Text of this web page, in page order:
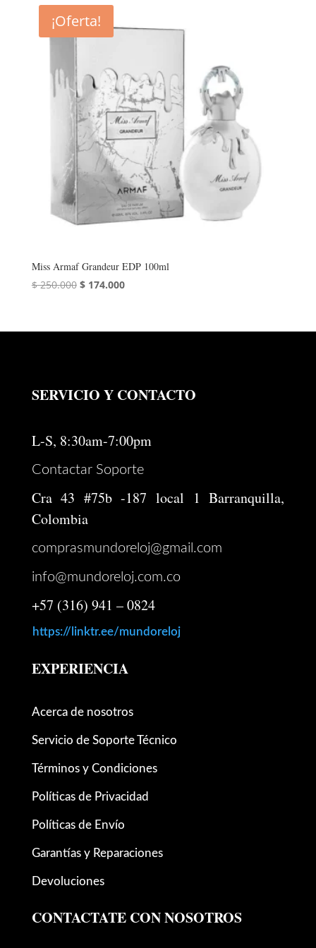
era:
$ 200.000.$ 190.000.
¡Oferta!
Miss Armaf Grandeur EDP 100ml
$250.000 El
era:
$174.000El
es:
SERVICIO Y CONTACTO
L-S, 8:30am-7:00pm
Contactar Soporte
Cra 43 #75b -187 local 1 Barranquilla,
Colombia
comprasmundoreloj@gmail.com
info@mundoreloj.com.co
+57 (316) 941 – 0824
https://linktr.ee/mundoreloj
EXPERIENCIA
Acerca de nosotros
Servicio de Soporte Técnico
Términos y Condiciones
Políticas de Privacidad
Políticas de Envío
Garantías y Reparaciones
Devoluciones
CONTACTATE CON NOSOTROS